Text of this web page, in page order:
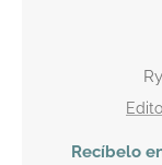
Recíbelo